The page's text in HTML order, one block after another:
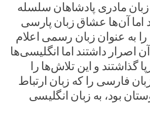
زبان مادری پادشاهان سلسله
اما آن‌ها عشاق زبان پارسی
را به عنوان زبان رسمی اعلام
اصرار داشتند اما انگلیسی‌ها
گذاشتند و این تلاش‌ها را
فارسی را که زبان ارتباط
بود، به زبان انگلیسی